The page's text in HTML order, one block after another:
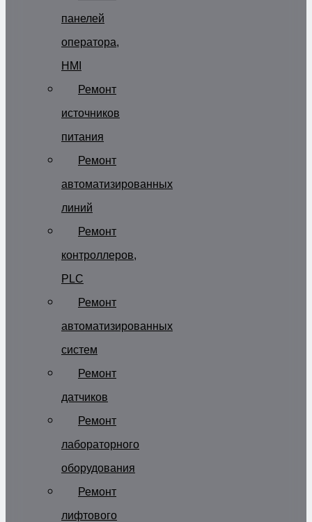
панелей
оператора,
HMI
Ремонт
источников
питания
Ремонт
автоматизированных
линий
Ремонт
контроллеров,
PLC
Ремонт
автоматизированных
систем
Ремонт
датчиков
Ремонт
лабораторного
оборудования
Ремонт
лифтового